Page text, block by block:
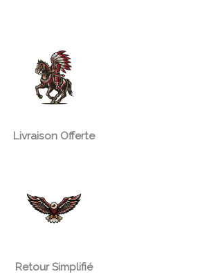
Livraison Offerte
Retour Simplifié